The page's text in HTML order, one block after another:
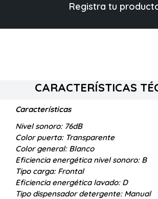
Registra tu
CARACTERÍSTICAS
Características
Nivel sonoro: 76dB
Color puerta: Transparente
Color general: Blanco
Eficiencia energética nivel sonoro: B
Tipo carga: Frontal
Eficiencia energética lavado: D
Tipo dispensador detergente: Manual